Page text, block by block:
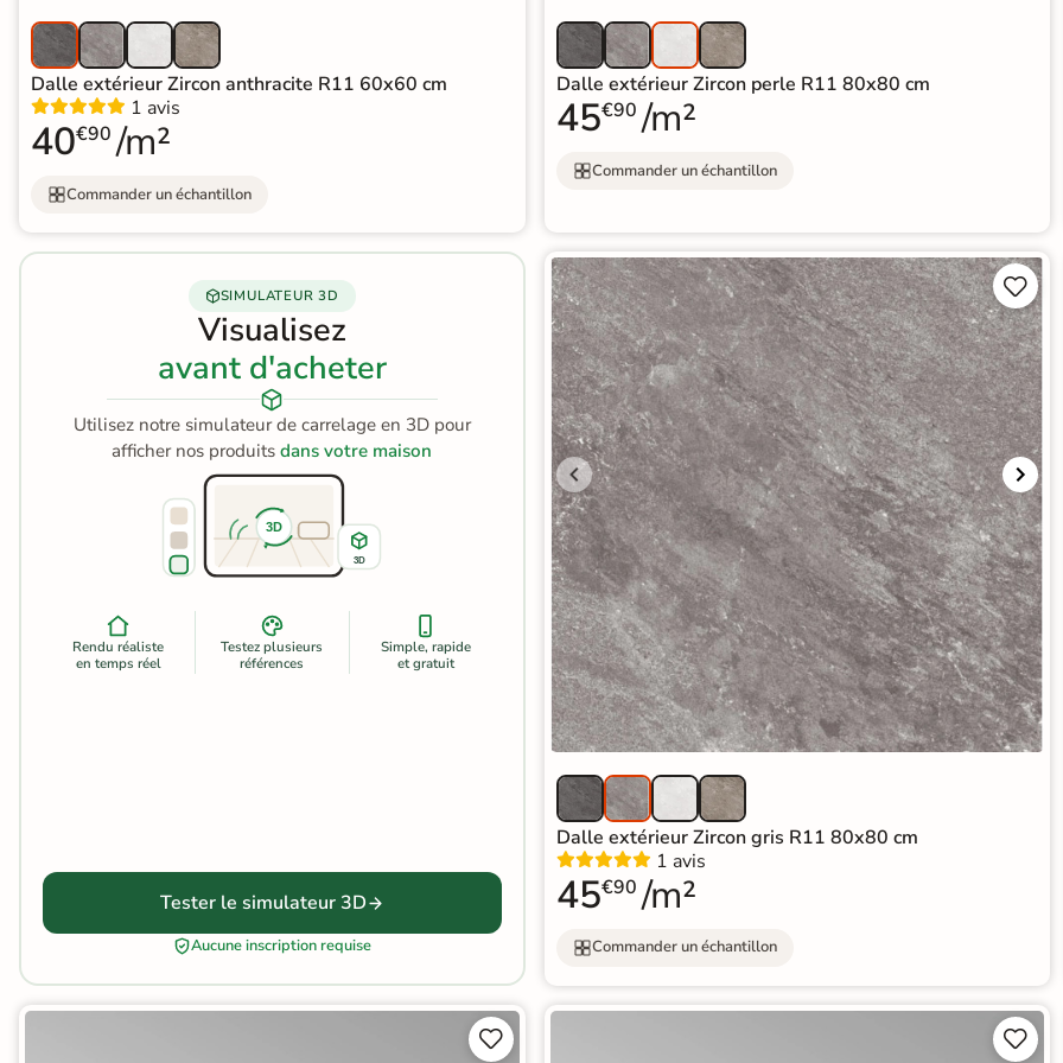
Terre
cuite &
tomette
Parement
mural
hexagonal
Carrelage très
Carrelage extra fin
formats
ÉCHANTILLONS
Échantillons
Dalle extérieur Zircon anthracite R11 60x60 cm
1 avis
40€90 /m²
Commander un échantillon
Dalle extérieur Zircon perle R11 80x80 cm
45€90 /m²
Commander un échantillon
SIMULATEUR 3D
Visualisez
avant d'acheter
Utilisez notre simulateur de carrelage en 3D pour
afficher nos produitsdans votre maison
3D
3D
Rendu réaliste
en temps réel
Testez plusieurs
références
Simple, rapide
et gratuit
Tester le simulateur 3D
Aucune inscription requise


Dalle extérieur Zircon gris R11 80x80 cm
1 avis
45€90 /m²
Commander un échantillon

 
